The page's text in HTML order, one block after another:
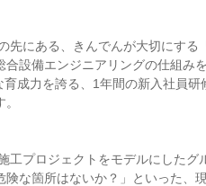
先にある、きんでんが大切にする
設備エンジニアリングの仕組みを
成力を誇る、1年間の新入社員研
プロジェクトをモデルにしたグ
険な箇所はないか？」といった、